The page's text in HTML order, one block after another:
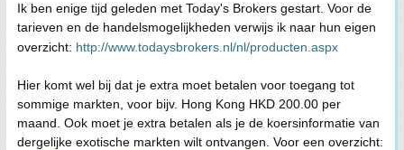
Ik ben enige tijd geleden met Today's Brokers gestart. Voor de
tarieven en de handelsmogelijkheden verwijs ik naar hun eigen
overzicht: http://www.todaysbrokers.nl/nl/producten.aspx
Hier komt wel bij dat je extra moet betalen voor toegang tot
sommige markten, voor bijv. Hong Kong HKD 200.00 per
maand. Ook moet je extra betalen als je de koersinformatie van
dergelijke exotische markten wilt ontvangen. Voor een overzicht: